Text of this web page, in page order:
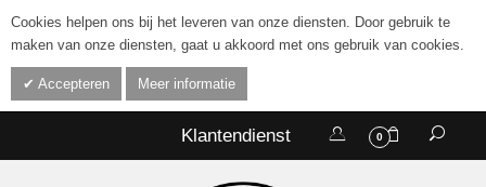
Cookies helpen ons bij het leveren van onze diensten. Door gebruik te
maken van onze diensten, gaat u akkoord met ons gebruik van cookies.
Accepteren Meer informatie
0
Klantendienst